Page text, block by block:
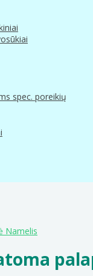
spec. poreikių
Namelis